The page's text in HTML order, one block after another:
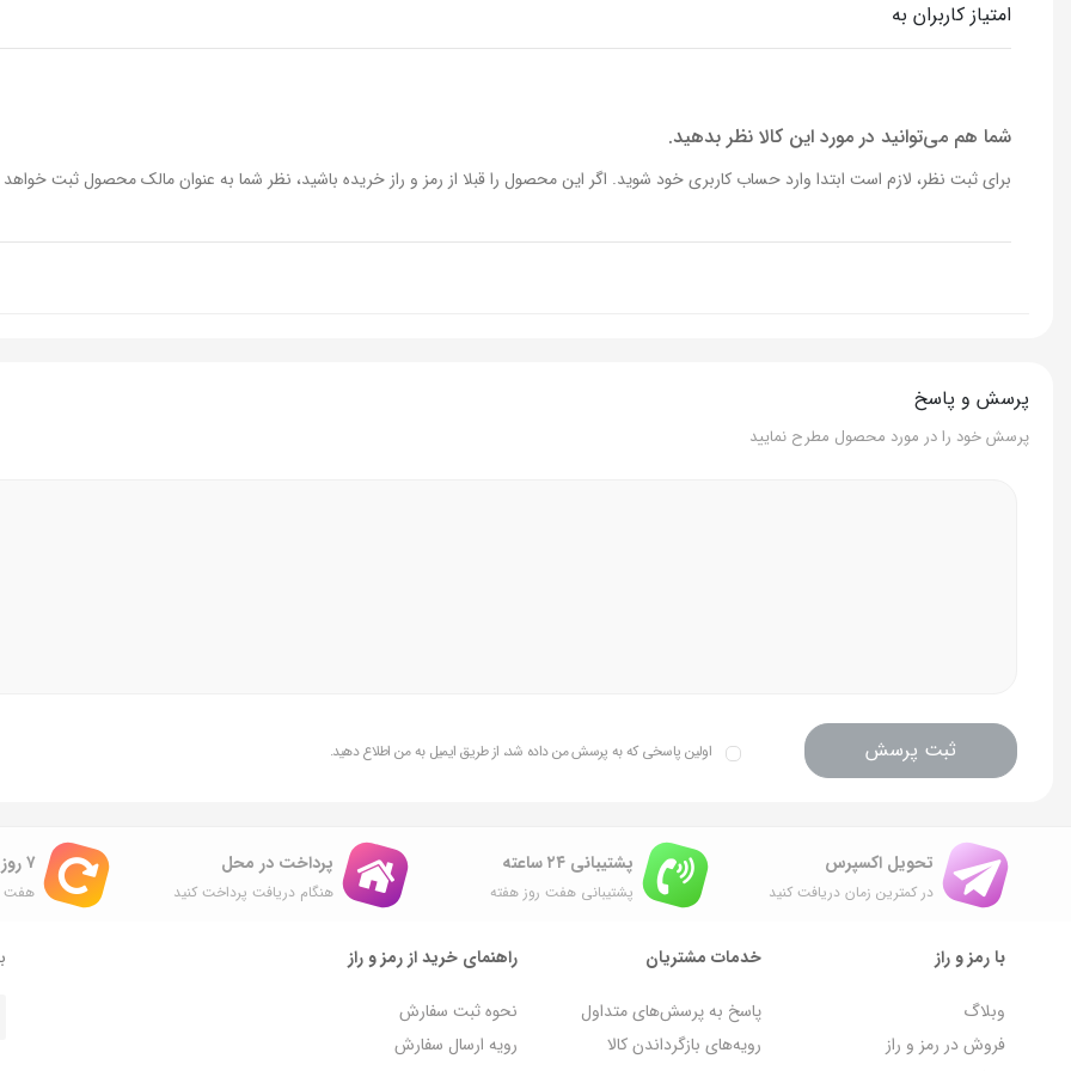
جنس دستگیره هم جنس بدنه
جنس بدنه الومینیوم
سایز 26
مدل
امتیاز کاربران به
شما هم می‌توانید در مورد این کالا نظر بدهید.
برای ثبت نظر، لازم است ابتدا وارد حساب کاربری خود شوید. اگر این محصول را قبلا از رمز و راز خریده باشید، نظر شما به عنوان مالک محصول ثبت
پرسش و پاسخ
پرسش خود را در مورد محصول مطرح نمایید
ثبت پرسش اولین پاسخی که به پرسش من داده شد، از طریق ایمیل به من اطلاع دهید.
تحویل اکسپرس
در کمترین زمان دریافت کنید
پشتیبانی ۲۴ ساعته
پشتیبانی هفت روز هفته
پرداخت در محل
هنگام دریافت پرداخت کنید
۷ روز ضمانت بازگشت
هفت
با رمز و راز
وبلاگ
فروش در رمز و راز
خدمات مشتریان
پاسخ به پرسش‌های متداول
رویه‌های بازگرداندن کالا
راهنمای خرید از رمز و راز
نحوه ثبت سفارش
رویه ارسال سفارش